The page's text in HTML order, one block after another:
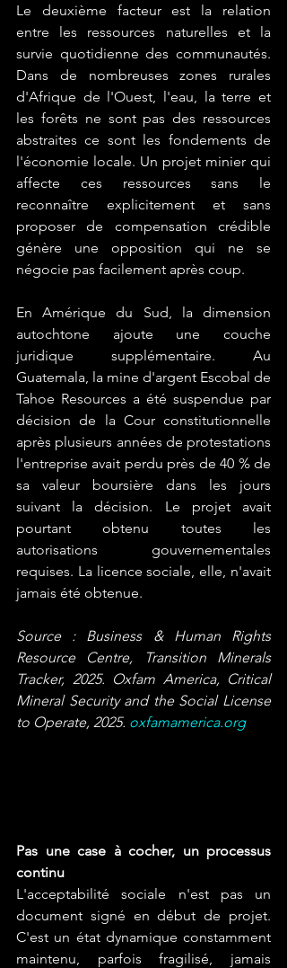
Le deuxième facteur est la relation
entre les ressources naturelles et la
survie quotidienne des communautés.
Dans de nombreuses zones rurales
d'Afrique de l'Ouest, l'eau, la terre et
les forêts ne sont pas des ressources
abstraites ce sont les fondements de
l'économie locale. Un projet minier qui
affecte ces ressources sans le
reconnaître explicitement et sans
proposer de compensation crédible
génère une opposition qui ne se
négocie pas facilement après coup.
En Amérique du Sud, la dimension
autochtone ajoute une couche
juridique supplémentaire. Au
Guatemala, la mine d'argent Escobal de
Tahoe Resources a été suspendue par
décision de la Cour constitutionnelle
après plusieurs années de protestations
l'entreprise avait perdu près de 40 % de
sa valeur boursière dans les jours
suivant la décision. Le projet avait
pourtant obtenu toutes les
autorisations gouvernementales
requises. La licence sociale, elle, n'avait
jamais été obtenue.
Source : Business & Human Rights
Resource Centre, Transition Minerals
Tracker, 2025. Oxfam America, Critical
Mineral Security and the Social License
to Operate, 2025. oxfamamerica.org
Pas une case à cocher, un processus
continu
L'acceptabilité sociale n'est pas un
document signé en début de projet.
C'est un état dynamique constamment
maintenu, parfois fragilisé, jamais